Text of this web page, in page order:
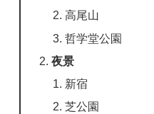
高尾山
哲学堂公園
夜景
新宿
芝公園